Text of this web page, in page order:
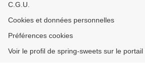
C.G.U.
Cookies et données personnelles
Préférences cookies
Voir le profil de spring-sweets sur le portail